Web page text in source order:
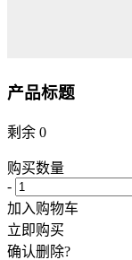
产品标题
剩余 0
购买数量
-
加入购物车
立即购买
确认删除?